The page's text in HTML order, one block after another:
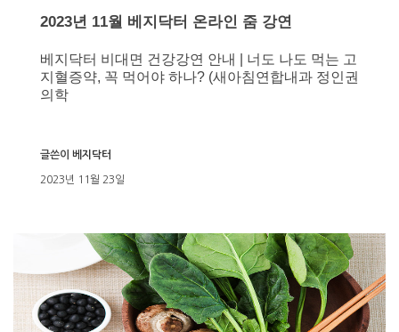
2023년 11월 베지닥터 온라인 줌 강연
베지닥터 비대면 건강강연 안내 | 너도 나도 먹는 고
지혈증약, 꼭 먹어야 하나? (새아침연합내과 정인권
의학
2023년 11월 23일
글쓴이 베지닥터